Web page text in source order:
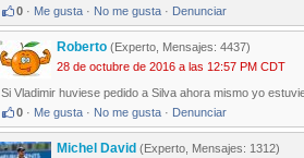
0 · Me gusta · No me gusta · Denunciar
Roberto (Experto, Mensajes: 4437)
28 de octubre de 2016 a las 12:57 PM CDT
Si Vladimir huviese pedido a Silva ahora mismo yo
0 · Me gusta · No me gusta · Denunciar
Michel David (Experto, Mensajes: 1312)